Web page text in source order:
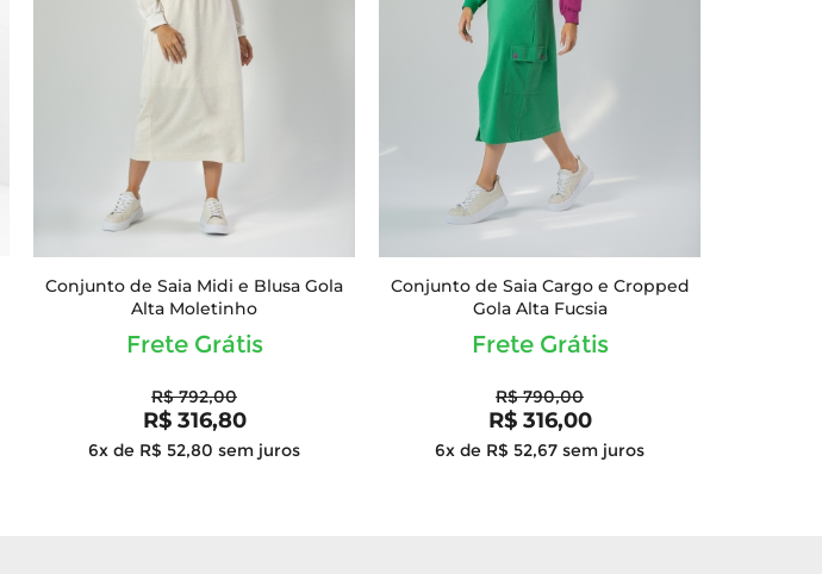
Conjunto de Saia Midi e Blusa Gola
Alta Moletinho
Frete Grátis
R$ 792,00
R$ 316,80
6x de R$ 52,80 sem juros
Conjunto de Saia Cargo e Cropped
Gola Alta Fucsia
Frete Grátis
R$ 790,00
R$ 316,00
6x de R$ 52,67 sem juros